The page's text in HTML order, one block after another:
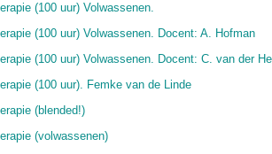
(100 uur) Volwassenen.
(100 uur) Volwassenen. Docent: A. Hofman
(100 uur) Volwassenen. Docent: C. van der
(100 uur). Femke van de Linde
(blended!)
(volwassenen)